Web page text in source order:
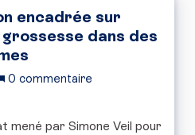
encadrée sur
dans des
0 commentaire
mené par Simone Veil pour